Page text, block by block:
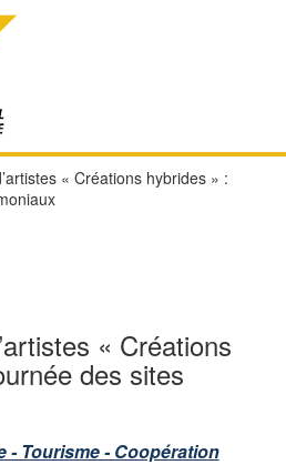
« Créations hybrides » :
« Créations
des sites
- Tourisme - Coopération